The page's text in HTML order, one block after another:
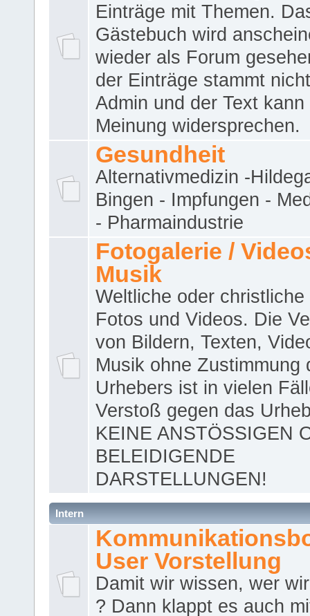
Einträge mit Themen.
Gästebuch wird
wieder als Forum
der Einträge stammt
Admin und der Text kann
Meinung widersprechen.
Gesundheit
Alternativmedizin -
Bingen - Impfungen -
- Pharmaindustrie
Fotogalerie /
Musik
Weltliche oder christliche
Fotos und Videos. Die
von Bildern, Texten,
Musik ohne Zustimmung
Urhebers ist in vielen
Verstoß gegen das
KEINE ANSTÖSSIGEN
BELEIDIGENDE
DARSTELLUNGEN!
Intern
User Vorstellung
Damit wir wissen, wer
? Dann klappt es auch